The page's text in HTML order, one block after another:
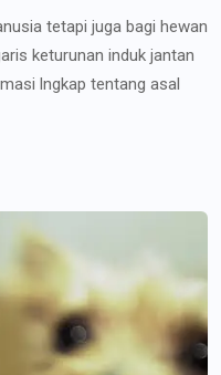
tetapi juga bagi hewan
keturunan induk jantan
lngkap tentang asal